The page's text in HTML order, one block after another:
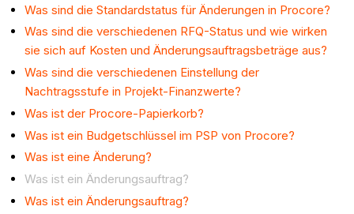
Was sind die Standardstatus für Änderungen in Procore?
Was sind die verschiedenen RFQ-Status und wie wirken
sie sich auf Kosten und Änderungsauftragsbeträge aus?
Was sind die verschiedenen Einstellung der
Nachtragsstufe in Projekt-Finanzwerte?
Was ist der Procore-Papierkorb?
Was ist ein Budgetschlüssel im PSP von Procore?
Was ist eine Änderung?
Was ist ein Änderungsauftrag?
Was ist ein Änderungsauftrag?